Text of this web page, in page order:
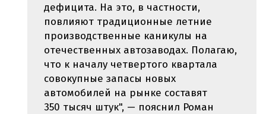
дефицита. На это, в частности,
повлияют традиционные летние
производственные каникулы на
отечественных автозаводах. Полагаю,
что к началу четвертого квартала
совокупные запасы новых
автомобилей на рынке составят
350 тысяч штук", — пояснил Роман